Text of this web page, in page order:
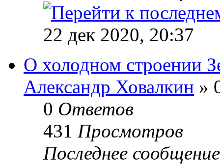
22 дек 2020, 20:37
О холодном строении
Александр Ховалкин »
0 Ответов
431 Просмотров
Последнее